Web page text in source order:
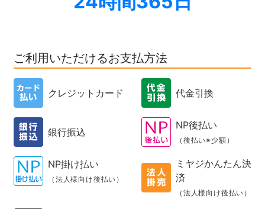
ご利用いただけるお支払方法
クレジットカード 代金引換
銀行振込
NP後払い
（後払い※少額）
NP掛け払い
（法人様向け後払い）
ミヤジかんたん決
済
（法人様向け後払い）